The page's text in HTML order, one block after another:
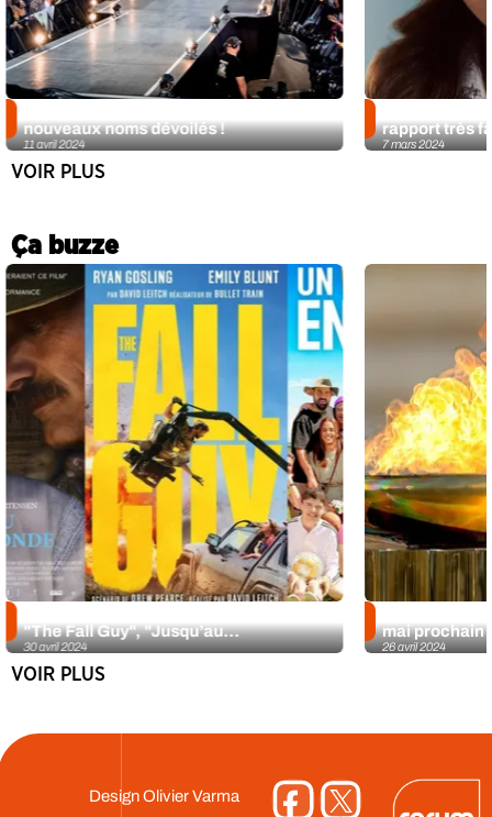
11 avril 2024
nouveaux noms dévoilés !
7 mars 2024
rapport très
VOIR PLUS
Ça buzze
30 avril 2024
"The Fall Guy", "Jusqu’au...
26 avril 2024
mai prochain
VOIR PLUS
DesignOlivier Varma